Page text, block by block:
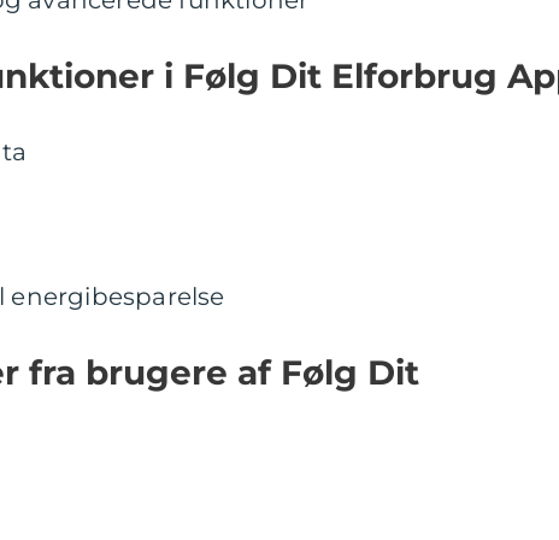
i Følg Dit Elforbrug
energibesparelse
fra brugere af Følg Dit